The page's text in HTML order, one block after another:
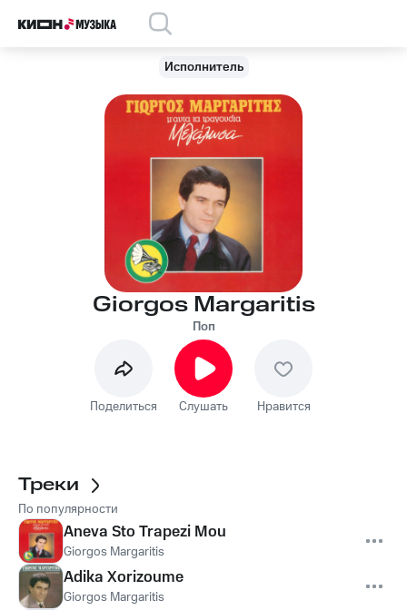
Исполнитель
Giorgos Margaritis
Поп
Поделиться Слушать Нравится
Треки
По популярности
Aneva Sto Trapezi Mou
Giorgos Margaritis
Adika Xorizoume
Giorgos Margaritis